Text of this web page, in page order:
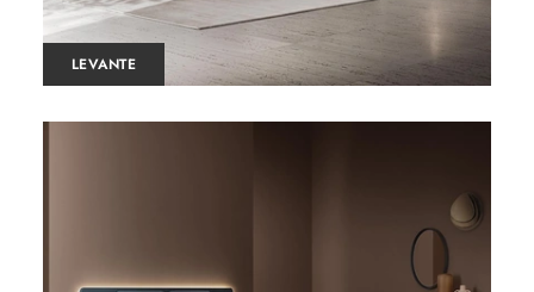
LEVANTE